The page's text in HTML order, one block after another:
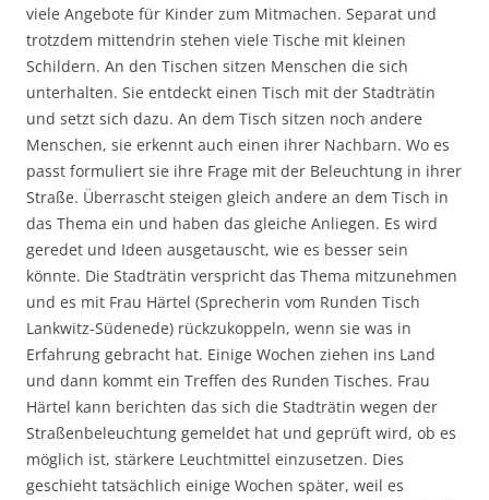
viele Angebote für Kinder zum Mitmachen. Separat und
trotzdem mittendrin stehen viele Tische mit kleinen
Schildern. An den Tischen sitzen Menschen die sich
unterhalten. Sie entdeckt einen Tisch mit der Stadträtin
und setzt sich dazu. An dem Tisch sitzen noch andere
Menschen, sie erkennt auch einen ihrer Nachbarn. Wo es
passt formuliert sie ihre Frage mit der Beleuchtung in ihrer
Straße. Überrascht steigen gleich andere an dem Tisch in
das Thema ein und haben das gleiche Anliegen. Es wird
geredet und Ideen ausgetauscht, wie es besser sein
könnte. Die Stadträtin verspricht das Thema mitzunehmen
und es mit Frau Härtel (Sprecherin vom Runden Tisch
Lankwitz-Südenede) rückzukoppeln, wenn sie was in
Erfahrung gebracht hat. Einige Wochen ziehen ins Land
und dann kommt ein Treffen des Runden Tisches. Frau
Härtel kann berichten das sich die Stadträtin wegen der
Straßenbeleuchtung gemeldet hat und geprüft wird, ob es
möglich ist, stärkere Leuchtmittel einzusetzen. Dies
geschieht tatsächlich einige Wochen später, weil es